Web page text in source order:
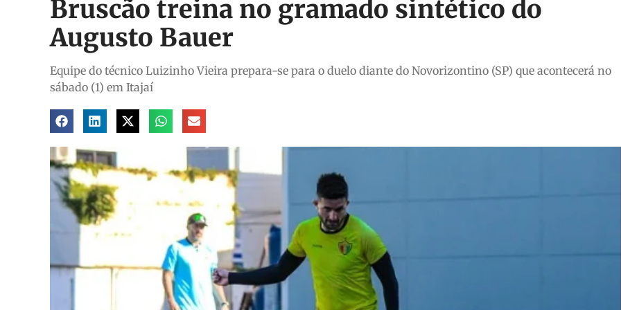
Bruscão treina no gramado sintético do
Augusto Bauer
Equipe do técnico Luizinho Vieira prepara-se para o duelo diante do Novorizontino (SP) que acontecerá no
sábado (1) em Itajaí